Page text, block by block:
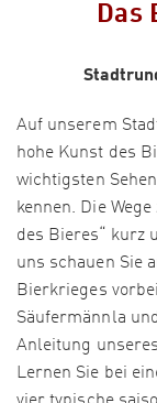
Das
Auf unserem
hohe Kunst des
wichtigsten
kennen. Die
des Bieres“ kurz
uns schauen Sie
Bierkrieges
Säufermännla
Anleitung
Lernen Sie bei